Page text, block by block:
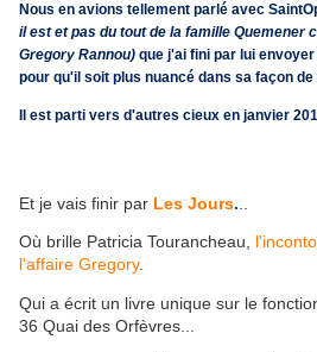
Nous en avions tellement parlé avec
il est et pas du tout de la famille Quemener
Gregory Rannou) que j'ai fini par lui
pour qu'il soit plus nuancé dans sa façon
Il est parti vers d'autres cieux en janvier
Et je vais finir par Les Jours.
Où brille Patricia Tourancheau,
l'affaire Gregory.
Qui a écrit un livre unique sur le
36 Quai des Orfèvres...